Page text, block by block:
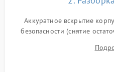
Аккуратное вскрытие
безопасности (снятие
и кистей для